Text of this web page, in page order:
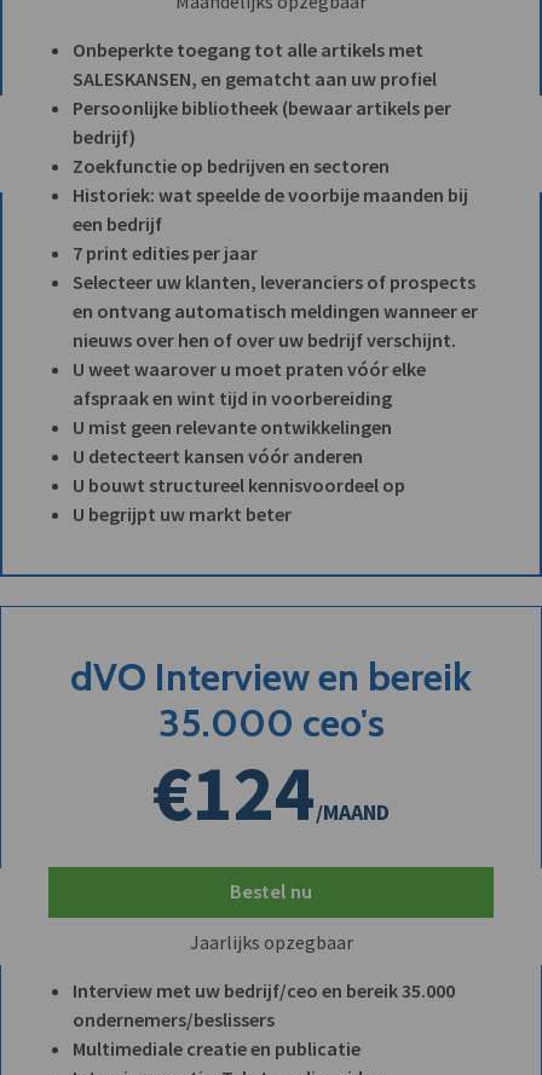
Onbeperkte toegang tot alle artikels met
SALESKANSEN, en gematcht aan uw profiel
Persoonlijke bibliotheek (bewaar artikels per
bedrijf)
Zoekfunctie op bedrijven en sectoren
Historiek: wat speelde de voorbije maanden bij
een bedrijf
7 print edities per jaar
Selecteer uw klanten, leveranciers of prospects
en ontvang automatisch meldingen wanneer er
nieuws over hen of over uw bedrijf verschijnt.
U weet waarover u moet praten vóór elke
afspraak en wint tijd in voorbereiding
U mist geen relevante ontwikkelingen
U detecteert kansen vóór anderen
U bouwt structureel kennisvoordeel op
U begrijpt uw markt beter
dVO Interview en bereik
35.000 ceo's
€124/MAAND
Bestel nu
Jaarlijks opzegbaar
Interview met uw bedrijf/ceo en bereik 35.000
ondernemers/beslissers
Multimediale creatie en publicatie